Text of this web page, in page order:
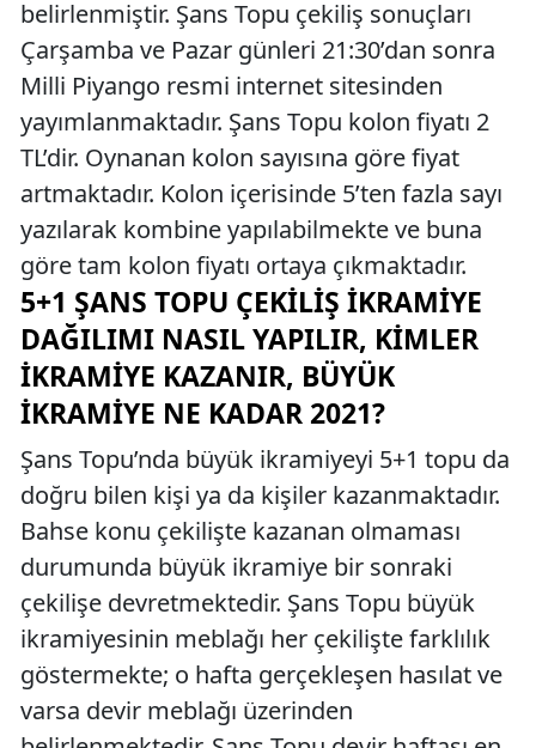
belirlenmiştir. Şans Topu çekiliş sonuçları
Çarşamba ve Pazar günleri 21:30’dan sonra
Milli Piyango resmi internet sitesinden
yayımlanmaktadır. Şans Topu kolon fiyatı 2
TL’dir. Oynanan kolon sayısına göre fiyat
artmaktadır. Kolon içerisinde 5’ten fazla sayı
yazılarak kombine yapılabilmekte ve buna
göre tam kolon fiyatı ortaya çıkmaktadır.
5+1 ŞANS TOPU ÇEKILIŞ İKRAMIYE
DAĞILIMI NASIL YAPILIR, KIMLER
İKRAMIYE KAZANIR, BÜYÜK
İKRAMIYE NE KADAR 2021?
Şans Topu’nda büyük ikramiyeyi 5+1 topu da
doğru bilen kişi ya da kişiler kazanmaktadır.
Bahse konu çekilişte kazanan olmaması
durumunda büyük ikramiye bir sonraki
çekilişe devretmektedir. Şans Topu büyük
ikramiyesinin meblağı her çekilişte farklılık
göstermekte; o hafta gerçekleşen hasılat ve
varsa devir meblağı üzerinden